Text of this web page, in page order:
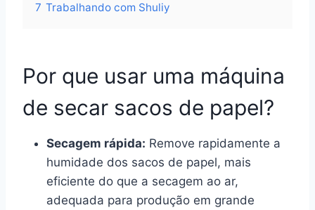
7 Trabalhando com Shuliy
Por que usar uma máquina
de secar sacos de papel?
Secagem rápida: Remove rapidamente a
humidade dos sacos de papel, mais
eficiente do que a secagem ao ar,
adequada para produção em grande